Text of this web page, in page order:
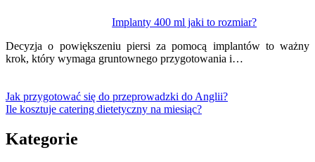
Implanty 400 ml jaki to rozmiar?
Decyzja o powiększeniu piersi za pomocą implantów to ważny
krok, który wymaga gruntownego przygotowania i…
Jak przygotować się do przeprowadzki do Anglii?
Ile kosztuje catering dietetyczny na miesiąc?
Kategorie